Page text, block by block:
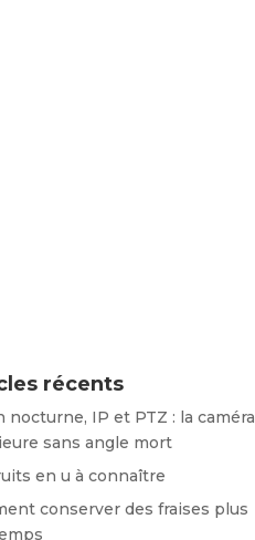
récents
nocturne, IP et PTZ : la caméra
sans angle mort
en u à connaître
conserver des fraises plus